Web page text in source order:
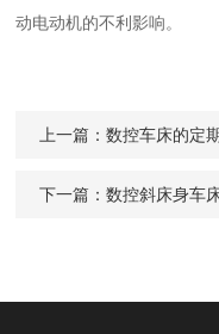
动电动机的不利影响。
上一篇：数控车床的定
下一篇：数控斜床身车